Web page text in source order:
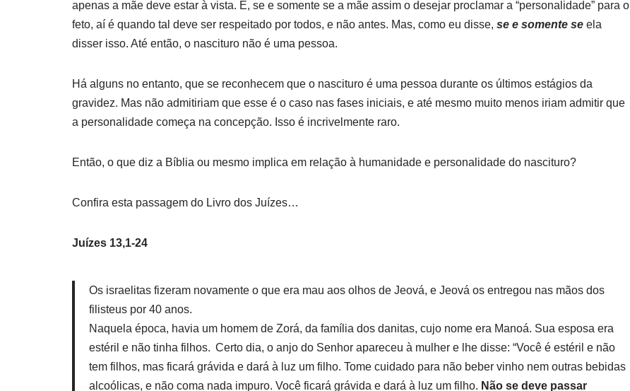
apenas a mãe deve estar à vista. E, se e somente se a mãe assim o desejar proclamar a “personalidade” para o
feto, aí é quando tal deve ser respeitado por todos, e não antes. Mas, como eu disse, se e somente se ela
disser isso. Até então, o nascituro não é uma pessoa.
Há alguns no entanto, que se reconhecem que o nascituro é uma pessoa durante os últimos estágios da
gravidez. Mas não admitiriam que esse é o caso nas fases iniciais, e até mesmo muito menos iriam admitir que
a personalidade começa na concepção. Isso é incrivelmente raro.
Então, o que diz a Bíblia ou mesmo implica em relação à humanidade e personalidade do nascituro?
Confira esta passagem do Livro dos Juízes…
Juízes 13,1-24
Os israelitas fizeram novamente o que era mau aos olhos de Jeová, e Jeová os entregou nas mãos dos
filisteus por 40 anos.
Naquela época, havia um homem de Zorá, da família dos danitas, cujo nome era Manoá. Sua esposa era
estéril e não tinha filhos. Certo dia, o anjo do Senhor apareceu à mulher e lhe disse: “Você é estéril e não
tem filhos, mas ficará grávida e dará à luz um filho. Tome cuidado para não beber vinho nem outras bebidas
alcoólicas, e não coma nada impuro. Você ficará grávida e dará à luz um filho. Não se deve passar